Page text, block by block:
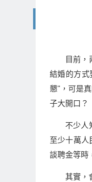
目前，
結婚的方式
懇"，可是
子大開口？
不少人
至少十萬
談聘金等時
其實，